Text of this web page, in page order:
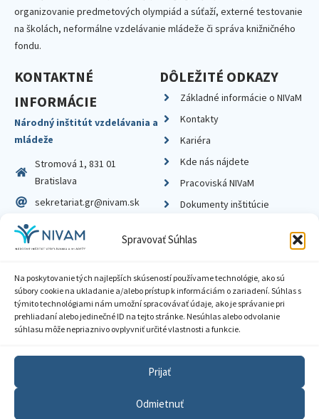
Spravovať Súhlas
Na poskytovanie tých najlepších skúseností používame technológie, ako sú
súbory cookie na ukladanie a/alebo prístup k informáciám o zariadení. Súhlas s
týmito technológiami nám umožní spracovávať údaje, ako je správanie pri
prehliadaní alebo jedinečné ID na tejto stránke. Nesúhlas alebo odvolanie
súhlasu môže nepriaznivo ovplyvniť určité vlastnosti a funkcie.
Prijať
Odmietnuť
organizovanie predmetových olympiád a súťaží, externé testovanie
na školách, neformálne vzdelávanie mládeže či správa knižničného
fondu.
KONTAKTNÉ
INFORMÁCIE
Národný inštitút vzdelávania a
mládeže
Stromová 1, 831 01
Bratislava
sekretariat.gr@nivam.sk
IČO: 00164348
DIČ: 2020798714
DÔLEŽITÉ ODKAZY
Základné informácie o NIVaM
Kontakty
Kariéra
Kde nás nájdete
Pracoviská NIVaM
Dokumenty inštitúcie
Zásady ochrany súkromia
Sprístupnenie informácií